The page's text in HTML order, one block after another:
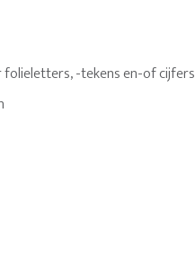
-tekens en-of cijfers